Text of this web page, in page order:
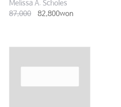
Melissa A. Scholes
87,000
82,800won